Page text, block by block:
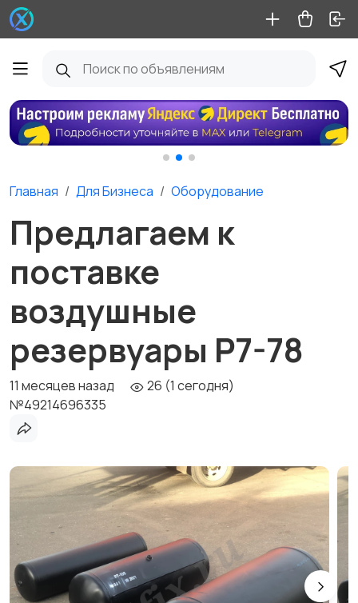
Главная Для Бизнеса Оборудование
Предлагаем к
поставке
воздушные
резервуары Р7-78
11 месяцев назад
26 (1 сегодня)
№49214696335